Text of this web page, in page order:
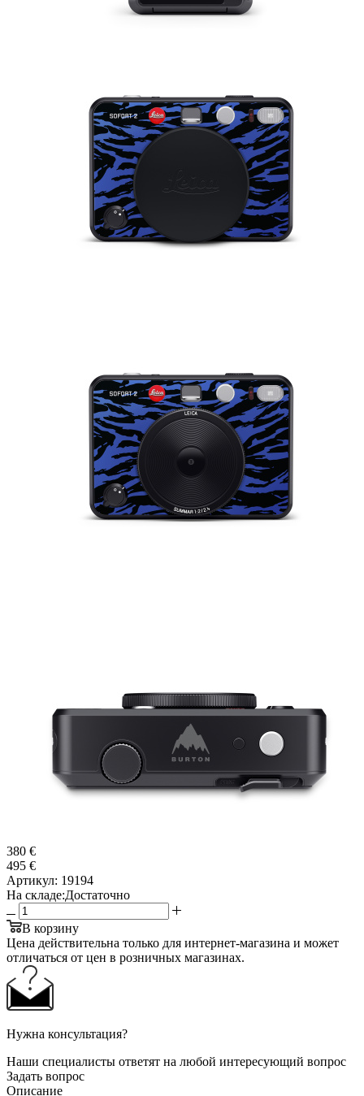
380 €
495 €
Артикул: 19194
На складе:Достаточно
В корзину
Цена действительна только для интернет-магазина и может
отличаться от цен в розничных магазинах.
Нужна консультация?
Наши специалисты ответят на любой интересующий вопрос
Задать вопрос
Описание